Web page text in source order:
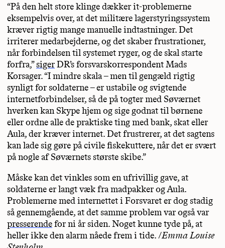
“På den helt store klinge dækker it-problemerne
eksempelvis over, at det militære lagerstyringssystem
kræver rigtig mange manuelle indtastninger. Det
irriterer medarbejderne, og det skaber frustrationer,
når forbindelsen til systemet ryger, og de skal starte
forfra,”sigerDR’s forsvarskorrespondent Mads
Korsager. “I mindre skala – men til gengæld rigtig
synligt for soldaterne – er ustabile og svigtende
internetforbindelser, så de på togter med Søværnet
hverken kan Skype hjem og sige godnat til børnene
eller ordne alle de praktiske ting med bank, skat eller
Aula, der kræver internet. Det frustrerer, at det sagtens
kan lade sig gøre på civile fiskekuttere, når det er svært
på nogle af Søværnets største skibe.”
Måske kan det vinkles som en ufrivillig gave, at
soldaterne er langt væk fra madpakker og Aula.
Problemerne med internettet i Forsvaret er dog stadig
så gennemgående, at det samme problem var også var
presserendefor ni år siden. Noget kunne tyde på, at
heller ikke den alarm nåede frem i tide. /Emma Louise